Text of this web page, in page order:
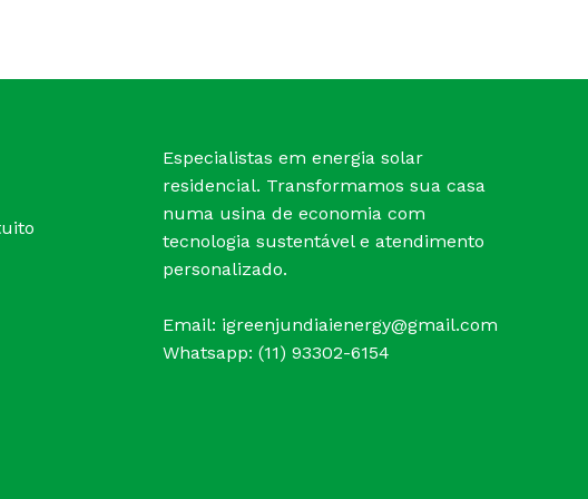
Especialistas em energia solar
residencial. Transformamos sua casa
numa usina de economia com
tecnologia sustentável e atendimento
personalizado.
Email: igreenjundiaienergy@gmail.com
Whatsapp: (11) 93302-6154